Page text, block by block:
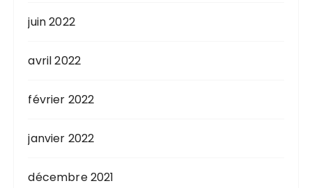
juin 2022
avril 2022
février 2022
janvier 2022
décembre 2021